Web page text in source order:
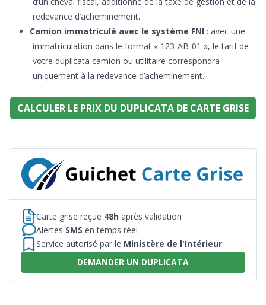
redevance d’acheminement.
Camion immatriculé avec le système FNI : avec une
immatriculation dans le format « 123-AB-01 », le tarif de
votre duplicata camion ou utilitaire correspondra
uniquement à la redevance d’acheminement.
CALCULER LE PRIX DU DUPLICATA DE CARTE GRISE
Carte grise reçue 48h après validation
Alertes SMS en temps réel
Service autorisé par le Ministère de l'Intérieur
DEMANDER UN DUPLICATA